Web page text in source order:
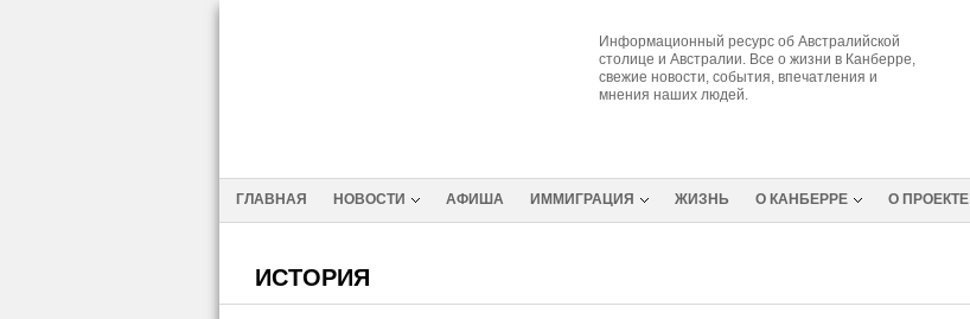
Информационный ресурс об Австралийской
столице и Австралии. Все о жизни в Канберре,
свежие новости, события, впечатления и
мнения наших людей.
ГЛАВНАЯ НОВОСТИ АФИША ИММИГРАЦИЯ ЖИЗНЬ О КАНБЕРРЕ О ПРОЕКТЕ
ИСТОРИЯ